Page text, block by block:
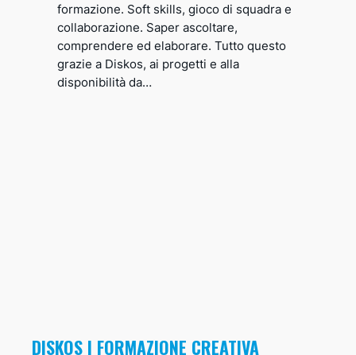
formazione. Soft skills, gioco di squadra e
collaborazione. Saper ascoltare,
comprendere ed elaborare. Tutto questo
grazie a Diskos, ai progetti e alla
disponibilità da…
DISKOS | FORMAZIONE CREATIVA